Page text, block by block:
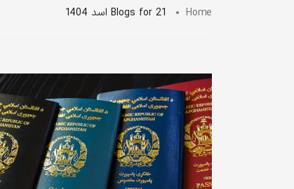
Home Blogs for 21 اسد 1404